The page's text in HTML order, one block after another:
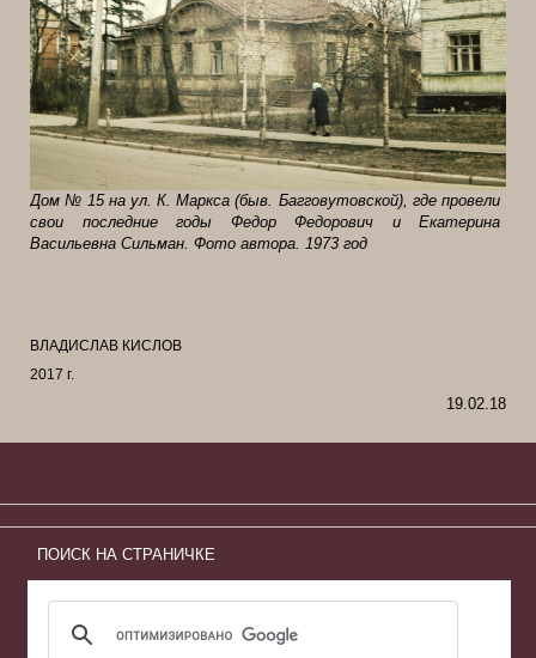
Дом № 15 на ул. К. Маркса (быв. Багговутовской), где провели
свои последние годы Федор Федорович и Екатерина
Васильевна Сильман. Фото автора. 1973 год
ВЛАДИСЛАВ КИСЛОВ
2017 г.
19.02.18
ПОИСК НА СТРАНИЧКЕ